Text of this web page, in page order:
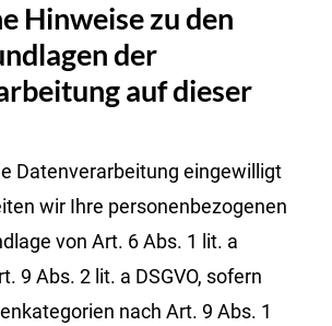
Hinweise zu den
der
auf dieser
Datenverarbeitung eingewilligt
wir Ihre personenbezogenen
von Art. 6 Abs. 1 lit. a
9 Abs. 2 lit. a DSGVO, sofern
nach Art. 9 Abs. 1